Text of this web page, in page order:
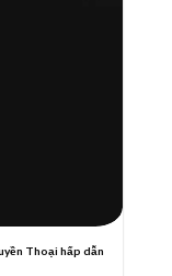
Thoại hấp dẫn